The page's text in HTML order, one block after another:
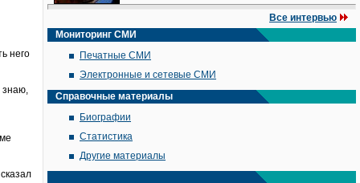
него
знаю,
Все интервью
Мониторинг СМИ
Печатные СМИ
Электронные и сетевые СМИ
Справочные материалы
Биографии
Статистика
Другие материалы